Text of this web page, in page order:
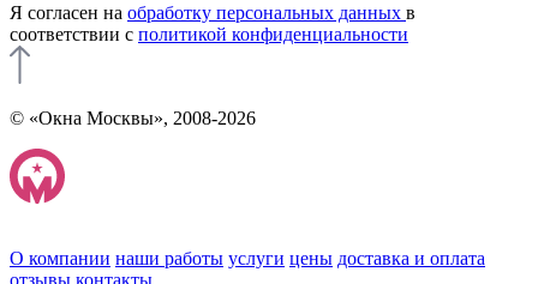
Я согласен на обработку персональных данных в
соответствии с политикой конфиденциальности
© «Окна Москвы», 2008-2026
О компании наши работы услуги цены доставка и оплата
отзывы контакты